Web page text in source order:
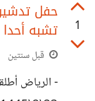
النفس وعلى
ياتي تعظيم
يأتي
1
حفل
تشبه
قبل سنتين
- الرياض